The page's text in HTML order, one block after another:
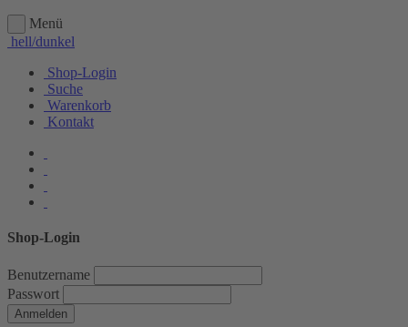
Menü
hell/dunkel
Shop-Login
Suche
Warenkorb
Kontakt
Shop-Login
Benutzername
Passwort
Anmelden